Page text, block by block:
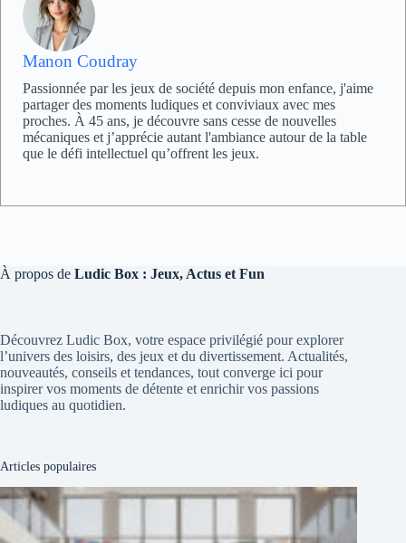
Manon Coudray
Passionnée par les jeux de société depuis mon enfance, j'aime
partager des moments ludiques et conviviaux avec mes
proches. À 45 ans, je découvre sans cesse de nouvelles
mécaniques et j’apprécie autant l'ambiance autour de la table
que le défi intellectuel qu’offrent les jeux.
À propos de Ludic Box : Jeux, Actus et Fun
Découvrez Ludic Box, votre espace privilégié pour explorer
l’univers des loisirs, des jeux et du divertissement. Actualités,
nouveautés, conseils et tendances, tout converge ici pour
inspirer vos moments de détente et enrichir vos passions
ludiques au quotidien.
Articles populaires